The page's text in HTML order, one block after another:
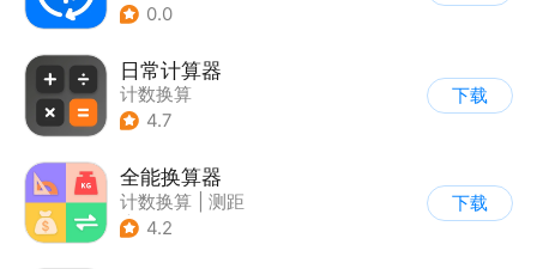
0.0
日常计算器
计数换算
4.7
下载
全能换算器
计数换算
测距
| 手电激光
4.2
下载